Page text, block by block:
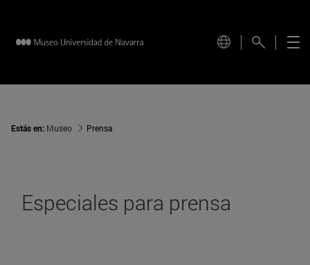
Estás en: Museo Prensa
Especiales para prensa